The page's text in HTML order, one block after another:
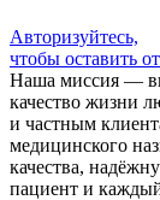
Авторизуйтесь,
чтобы оставить
Наша миссия —
качество жизни
и частным
медицинского
качества,
пациент и